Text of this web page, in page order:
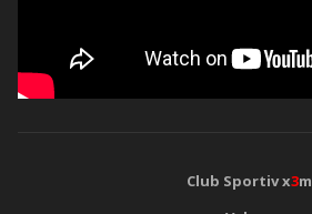
Club Sportiv x3m